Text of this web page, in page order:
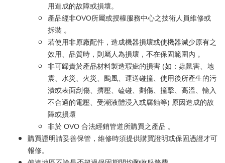
用造成的故障或損壞。
產品經非OVO所屬或授權服務中心之技術人員維修或
拆裝 。
若使用非原廠配件，造成機器損壞或使機器減少原有之
效用、品質時，則屬人為損壞，不在保固範圍內 。
非可歸責於產品材料製造瑕疵的損害 (如：蟲鼠害、地
震、水災、火災、颱風、運送碰撞、使用後所產生的污
漬或表面刮傷、擠壓、磕碰、劃傷、撞擊、高溫、輸入
不合適的電壓、受潮液體浸入或腐蝕等) 原因造成的故
障或損壞
非於 OVO 合法經銷管道所購買之產品 。
購買證明請妥善保管，維修時須提供購買證明或保固憑證才可
報修。